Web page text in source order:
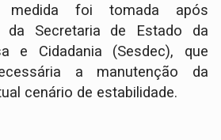
medida foi tomada após
da Secretaria de Estado da
e Cidadania (Sesdec), que
a manutenção da
cenário de estabilidade.